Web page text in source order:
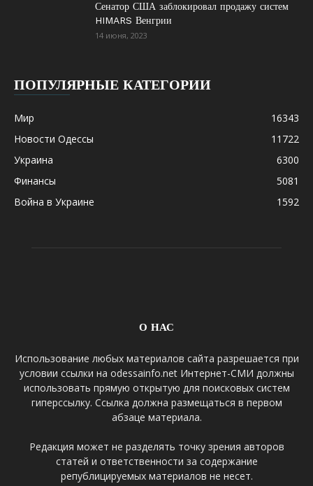
Сенатор США заблокировал продажу систем
HIMARS Венгрии
14 июня, 2023
ПОПУЛЯРНЫЕ КАТЕГОРИИ
Мир
16343
Новости Одессы
11722
Украина
6300
Финансы
5081
Война в Украине
1592
О НАС
Использование любых материалов сайта разрешается при
условии ссылки на odessainfo.net Интернет-СМИ должны
использовать прямую открытую для поисковых систем
гиперссылку. Ссылка должна размещаться в первом
абзаце материала.
Редакция может не разделять точку зрения авторов
статей и ответственности за содержание
републицируемых материалов не несет.